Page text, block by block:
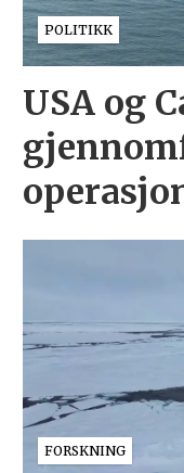
POLITIKK
USA og
FORSKNING